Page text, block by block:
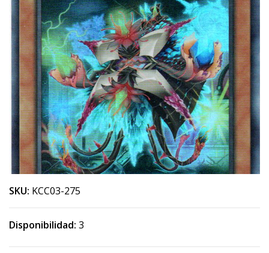
SKU: KCC03-275
Disponibilidad: 3